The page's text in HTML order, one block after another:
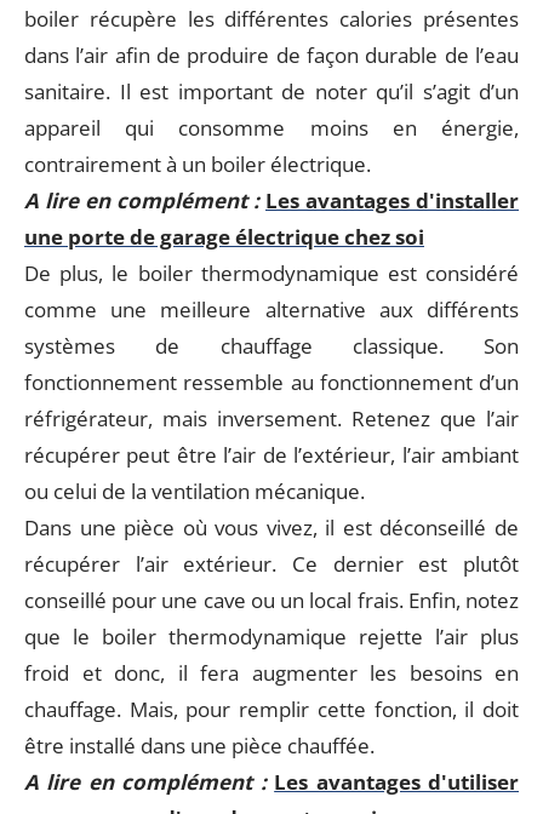
boiler récupère les différentes calories présentes
dans l’air afin de produire de façon durable de l’eau
sanitaire. Il est important de noter qu’il s’agit d’un
appareil qui consomme moins en énergie,
contrairement à un boiler électrique.
A lire en complément : Les avantages d'installer
une porte de garage électrique chez soi
De plus, le boiler thermodynamique est considéré
comme une meilleure alternative aux différents
systèmes de chauffage classique. Son
fonctionnement ressemble au fonctionnement d’un
réfrigérateur, mais inversement. Retenez que l’air
récupérer peut être l’air de l’extérieur, l’air ambiant
ou celui de la ventilation mécanique.
Dans une pièce où vous vivez, il est déconseillé de
récupérer l’air extérieur. Ce dernier est plutôt
conseillé pour une cave ou un local frais. Enfin, notez
que le boiler thermodynamique rejette l’air plus
froid et donc, il fera augmenter les besoins en
chauffage. Mais, pour remplir cette fonction, il doit
être installé dans une pièce chauffée.
A lire en complément : Les avantages d'utiliser